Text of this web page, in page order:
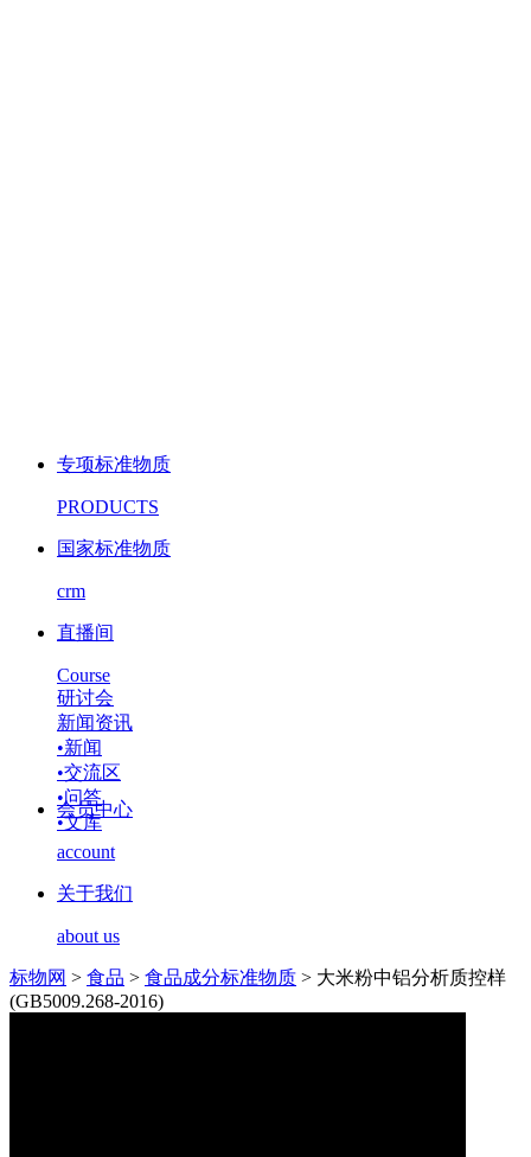
专项标准物质
PRODUCTS
国家标准物质
crm
直播间
Course
研讨会
新闻资讯
•新闻
•交流区
•问答
•文库
会员中心
account
关于我们
about us
标物网 > 食品 > 食品成分标准物质 > 大米粉中铝分析质控样
(GB5009.268-2016)